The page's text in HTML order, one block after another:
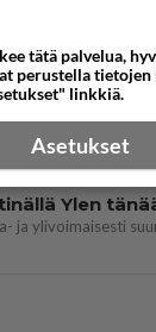
asioita?
tätä palvelua,
perustella
linkkiä.
Asetukset